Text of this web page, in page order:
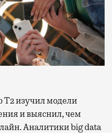
и выяснил, чем
Аналитики big data